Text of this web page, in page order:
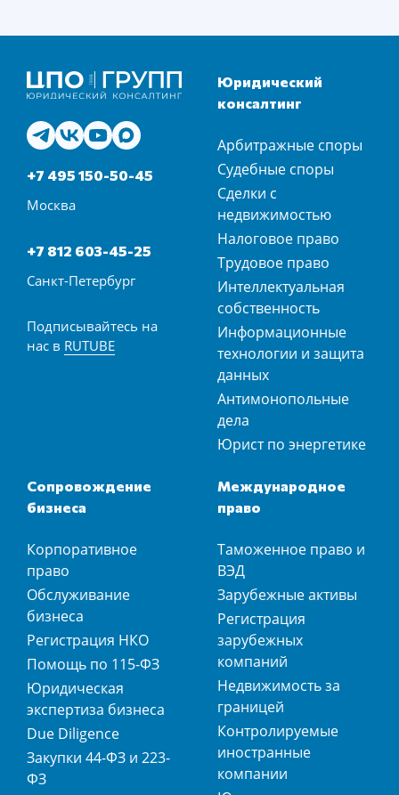
+7 495 150-50-45
Москва
+7 812 603-45-25
Санкт-Петербург
Подписывайтесь на
нас в RUTUBE
Юридический
консалтинг
Арбитражные споры
Судебные споры
Сделки с
недвижимостью
Налоговое право
Трудовое право
Интеллектуальная
собственность
Информационные
технологии и защита
данных
Антимонопольные
дела
Юрист по энергетике
Сопровождение
бизнеса
Корпоративное
право
Обслуживание
бизнеса
Регистрация НКО
Помощь по 115-ФЗ
Юридическая
экспертиза бизнеса
Due Diligence
Закупки 44-ФЗ и 223-
ФЗ
Международное
право
Таможенное право и
ВЭД
Зарубежные активы
Регистрация
зарубежных
компаний
Недвижимость за
границей
Контролируемые
иностранные
компании